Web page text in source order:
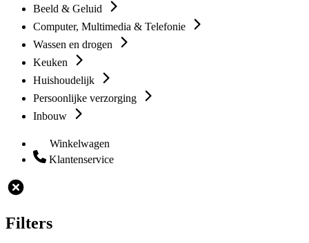
Beeld & Geluid
Computer, Multimedia & Telefonie
Wassen en drogen
Keuken
Huishoudelijk
Persoonlijke verzorging
Inbouw
Winkelwagen
Klantenservice
Filters